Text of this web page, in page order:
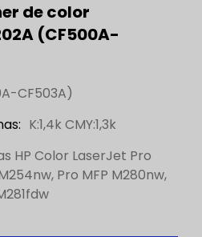
de color
(CF500A-
CF503A)
K:1,4k CMY:1,3k
HP Color LaserJet Pro
Pro MFP M280nw,